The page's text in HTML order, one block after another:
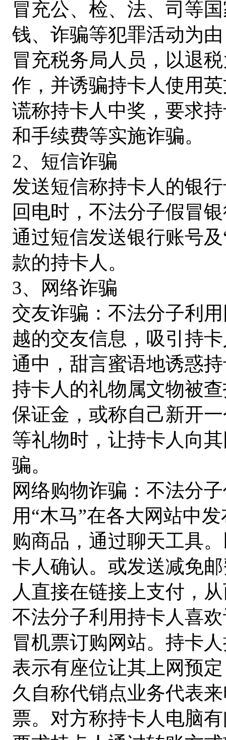
冒充公、检、法、司等
钱、诈骗等犯罪活动为
冒充税务局人员，以退
作，并诱骗持卡人使用
谎称持卡人中奖，要求
和手续费等实施诈骗。
2、短信诈骗
发送短信称持卡人的银
回电时，不法分子假冒
通过短信发送银行账号
款的持卡人。
3、网络诈骗
交友诈骗：不法分子利
越的交友信息，吸引持
通中，甜言蜜语地诱惑
持卡人的礼物属文物被
保证金，或称自己新开
等礼物时，让持卡人向
骗。
网络购物诈骗：不法分
用“木马”在各大网站中
购商品，通过聊天工具
卡人确认。或发送减免
人直接在链接上支付，
不法分子利用持卡人喜
冒机票订购网站。持卡
表示有座位让其上网预
久自称代销点业务代表
票。对方称持卡人电脑